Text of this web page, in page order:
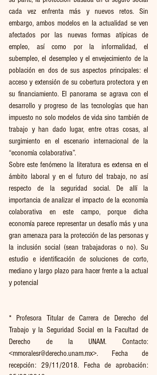
cada vez enfrenta más y nuevos retos. Sin
embargo, ambos modelos en la actualidad se ven
afectados por las nuevas formas atípicas de
empleo, así como por la informalidad, el
subempleo, el desempleo y el envejecimiento de la
población en dos de sus aspectos principales: el
acceso y extensión de su cobertura protectora y en
su financiamiento. El panorama se agrava con el
desarrollo y progreso de las tecnologías que han
impuesto no solo modelos de vida sino también de
trabajo y han dado lugar, entre otras cosas, al
surgimiento en el escenario internacional de la
“economía colaborativa”.
Sobre este fenómeno la literatura es extensa en el
ámbito laboral y en el futuro del trabajo, no así
respecto de la seguridad social. De allí la
importancia de analizar el impacto de la economía
colaborativa en este campo, porque dicha
economía parece representar un desafío más y una
gran amenaza para la protección de las personas y
la inclusión social (sean trabajadoras o no). Su
estudio e identificación de soluciones de corto,
mediano y largo plazo para hacer frente a la actual
y potencial
* Profesora Titular de Carrera de Derecho del
Trabajo y la Seguridad Social en la Facultad de
Derecho de la UNAM. Contacto:
<mmoralesr@derecho.unam.mx>. Fecha de
recepción: 29/11/2018. Fecha de aprobación: